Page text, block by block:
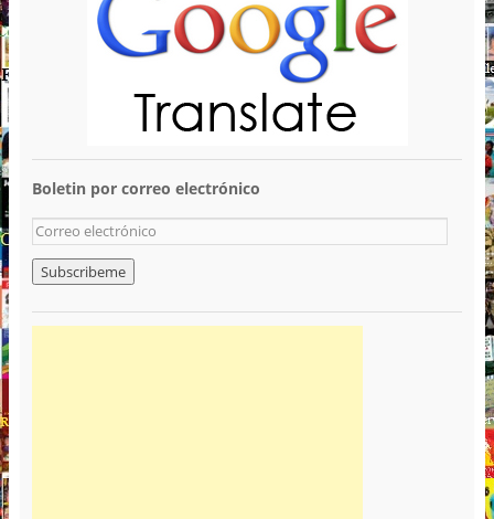
Boletin por correo electrónico